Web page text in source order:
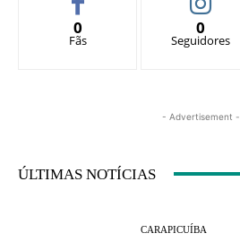
0
Fãs
0
Seguidores
- Advertisement -
ÚLTIMAS NOTÍCIAS
CARAPICUÍBA